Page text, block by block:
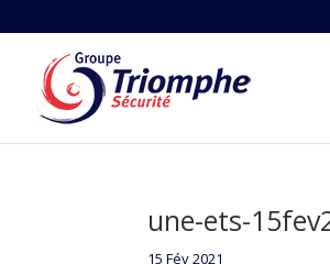
une-ets-
15 Fév 2021